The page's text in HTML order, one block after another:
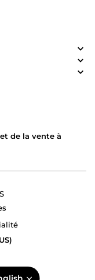
de la vente à